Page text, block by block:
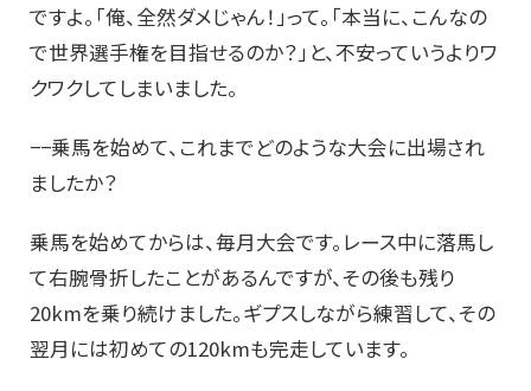
ですよ。「俺、全然ダメじゃん！」って。「本当に、こんなの
で世界選手権を目指せるのか？」と、不安っていうよりワ
クワクしてしまいました。
−−乗馬を始めて、これまでどのような大会に出場され
ましたか？
乗馬を始めてからは、毎月大会です。レース中に落馬し
て右腕骨折したことがあるんですが、その後も残り
20kmを乗り続けました。ギプスしながら練習して、その
翌月には初めての120kmも完走しています。